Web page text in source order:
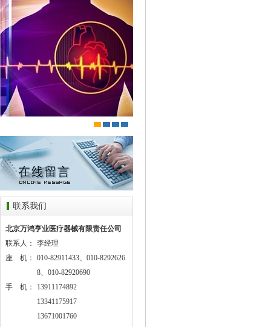
联系我们
北京万鸿亨业医疗器械有限责任公司
联系人：
李经理
座 机：
010-82911433、010-8292626
8、010-82920690
手 机：
13911174892
13341175917
13671001760